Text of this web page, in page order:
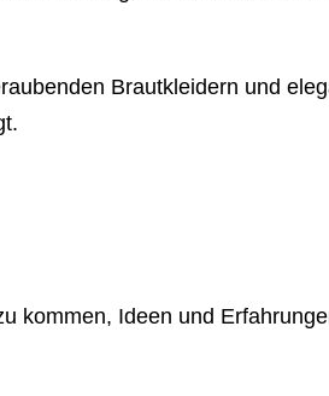
Brautkleidern und
kommen, Ideen und